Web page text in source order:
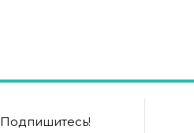
Подпишитесь!